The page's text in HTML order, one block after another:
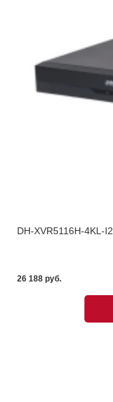
DH-XVR5116H-4KL-I2
26 188 pуб.